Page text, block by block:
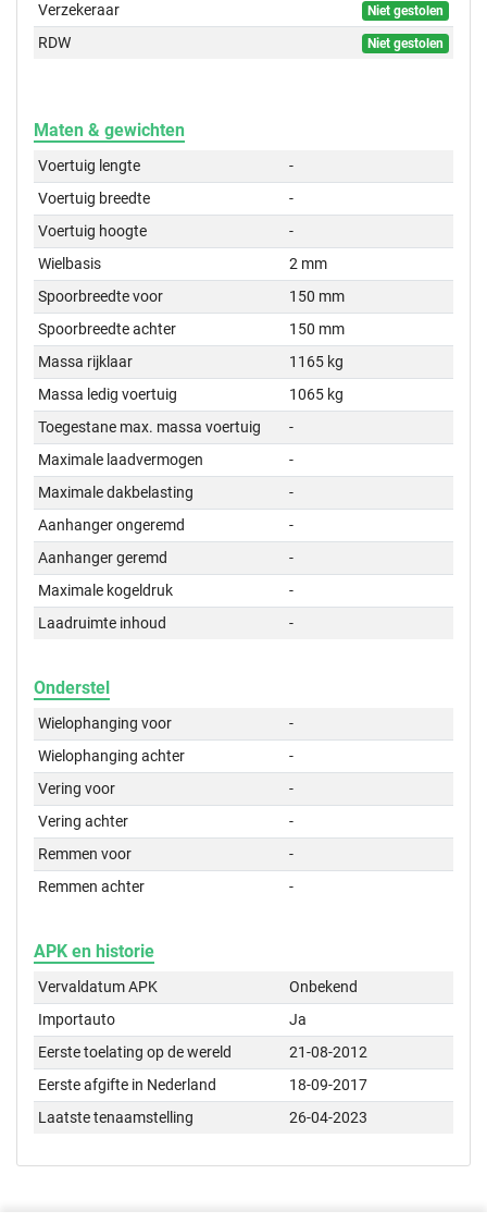
Verzekeraar Niet gestolen
RDW Niet gestolen
Maten & gewichten
Voertuig lengte
-
Voertuig breedte
-
Voertuig hoogte
-
Wielbasis
2 mm
Spoorbreedte voor
150 mm
Spoorbreedte achter
150 mm
Massa rijklaar
1165 kg
Massa ledig voertuig
1065 kg
Toegestane max. massa voertuig
-
Maximale laadvermogen
-
Maximale dakbelasting
-
Aanhanger ongeremd
-
Aanhanger geremd
-
Maximale kogeldruk
-
Laadruimte inhoud
-
Onderstel
Wielophanging voor
-
Wielophanging achter
-
Vering voor
-
Vering achter
-
Remmen voor
-
Remmen achter
-
APK en historie
Vervaldatum APK
Onbekend
Importauto
Ja
Eerste toelating op de wereld
21-08-2012
Eerste afgifte in Nederland
18-09-2017
Laatste tenaamstelling
26-04-2023